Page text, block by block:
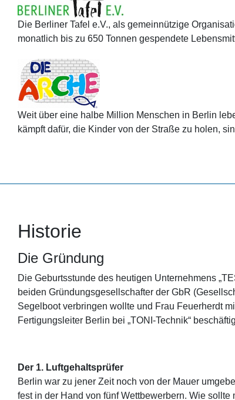
Die Berliner Tafel e.V., als gemeinnützige
monatlich bis zu 650 Tonnen gespendete
Weit über eine halbe Million Menschen in Berlin
kämpft dafür, die Kinder von der Straße zu holen,
Historie
Die Gründung
Die Geburtsstunde des heutigen Unternehmens
beiden Gründungsgesellschafter der GbR
Segelboot verbringen wollte und Frau Feuerherdt
Fertigungsleiter Berlin bei „TONI-Technik“
Der 1. Luftgehaltsprüfer
Berlin war zu jener Zeit noch von der Mauer
fest in der Hand von fünf Wettbewerbern. Wie